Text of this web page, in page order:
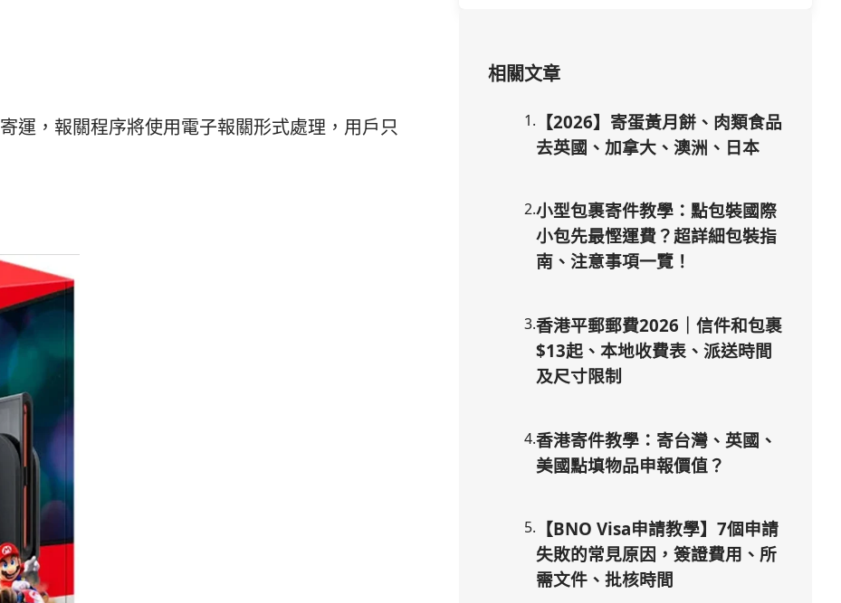
寄運，報關程序將使用電子報關形式處理，用戶只
相關文章
1. 【2026】寄蛋黃月餅、肉類食品
去英國、加拿大、澳洲、日本
2.小型包裹寄件教學：點包裝國際
小包先最慳運費？超詳細包裝指
南、注意事項一覽！
3.香港平郵郵費2026｜信件和包裹
$13起、本地收費表、派送時間
及尺寸限制
4.香港寄件教學：寄台灣、英國、
美國點填物品申報價值？
5.
【BNO Visa申請教學】7個申請
失敗的常見原因，簽證費用、所
需文件、批核時間